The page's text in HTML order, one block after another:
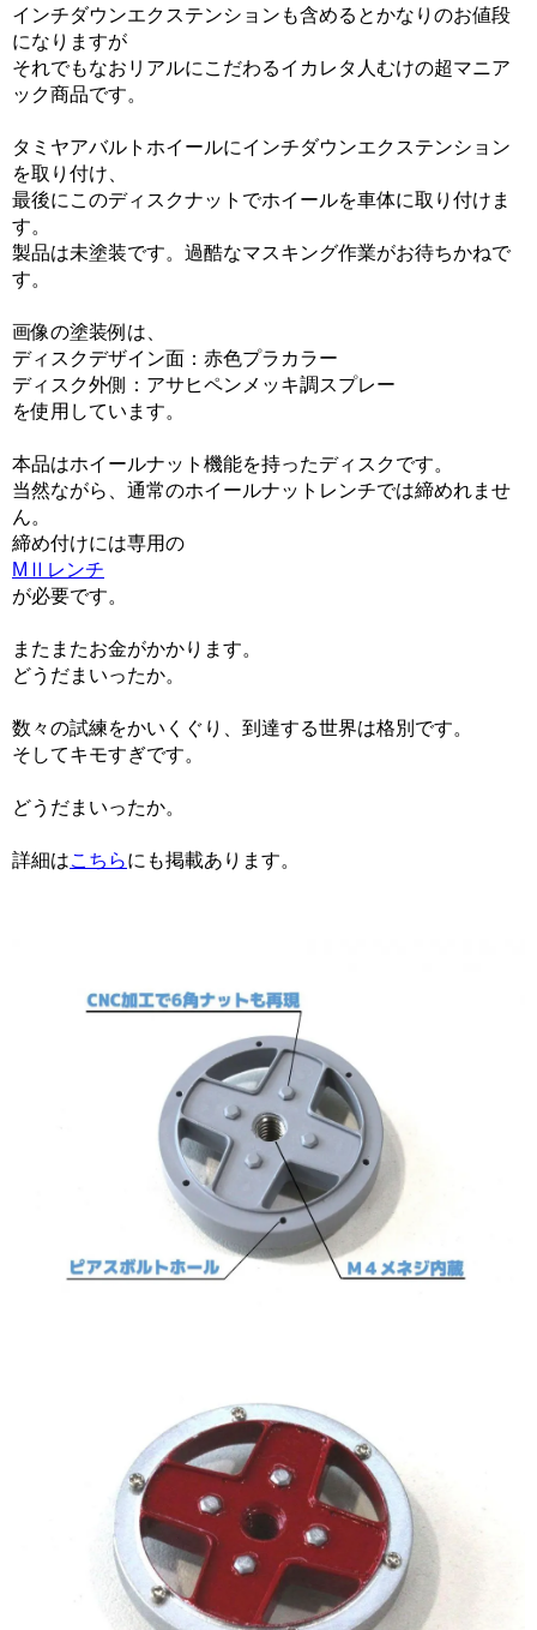
インチダウンエクステンションも含めるとかなりのお値段
になりますが
それでもなおリアルにこだわるイカレタ人むけの超マニア
ック商品です。
タミヤアバルトホイールにインチダウンエクステンション
を取り付け、
最後にこのディスクナットでホイールを車体に取り付けま
す。
製品は未塗装です。過酷なマスキング作業がお待ちかねで
す。
画像の塗装例は、
ディスクデザイン面：赤色プラカラー
ディスク外側：アサヒペンメッキ調スプレー
を使用しています。
本品はホイールナット機能を持ったディスクです。
当然ながら、通常のホイールナットレンチでは締めれませ
ん。
締め付けには専用の
MⅡレンチ
が必要です。
またまたお金がかかります。
どうだまいったか。
数々の試練をかいくぐり、到達する世界は格別です。
そしてキモすぎです。
どうだまいったか。
詳細はこちらにも掲載あります。